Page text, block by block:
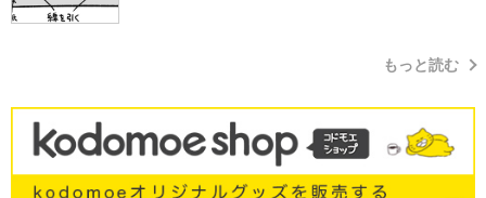
もっと読む